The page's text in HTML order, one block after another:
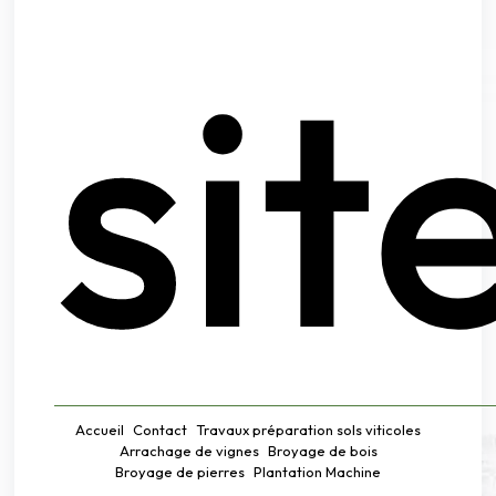
Accueil Contact Travaux préparation sols viticoles
Arrachage de vignes Broyage de bois
Broyage de pierres Plantation Machine